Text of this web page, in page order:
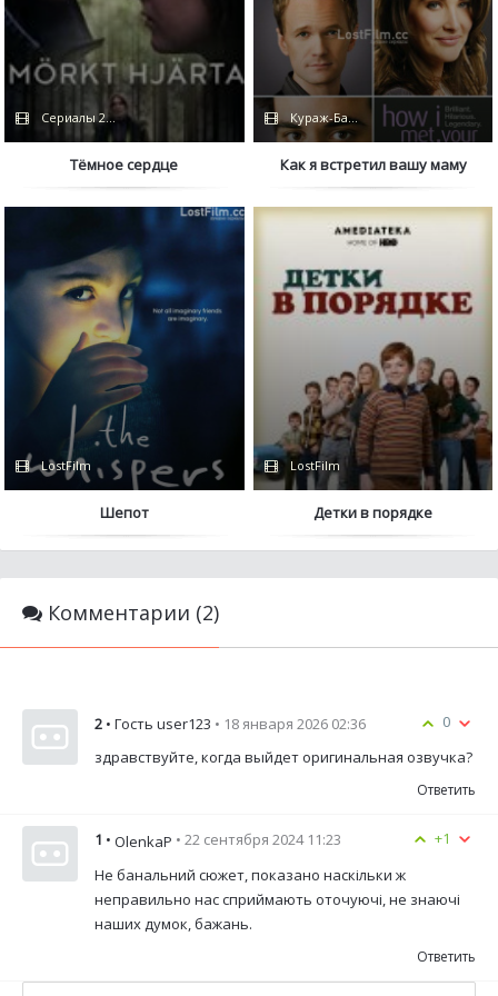
Сериалы 2022
Тёмное сердце
Кураж-Бамбей
Как я встретил вашу маму
LostFilm
Шепот
LostFilm
Детки в порядке
Комментарии (2)
0
2 • Гость user123 • 18 января 2026 02:36
здравствуйте, когда выйдет оригинальная озвучка?
Ответить
+1
1 • OlenkaP • 22 сентября 2024 11:23
Не банальний сюжет, показано наскільки ж
неправильно нас сприймають оточуючі, не знаючі
наших думок, бажань.
Ответить